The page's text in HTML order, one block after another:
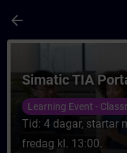
arrow_back
Simatic TIA
Learning Event -
Tid: 4 dagar, startar
fredag kl. 13:00.